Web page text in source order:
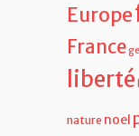
Europe
France
liberté
nature noel